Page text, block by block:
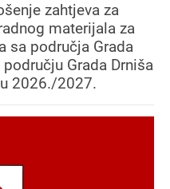
zahtjeva za
materijala za
sa područja Grada
Grada Drniša
2026./2027.